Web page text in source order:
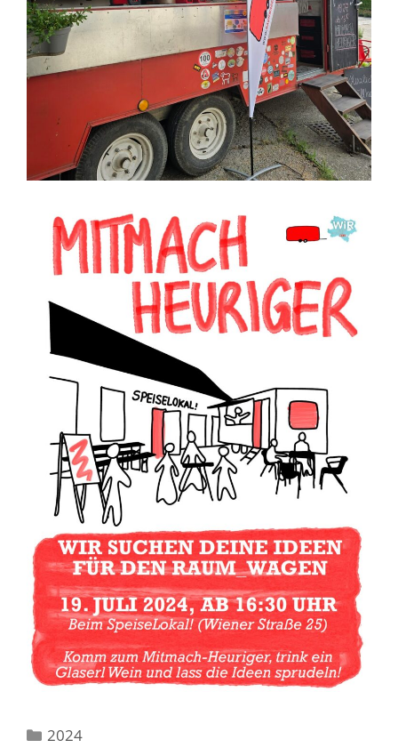
Kategorien
2024